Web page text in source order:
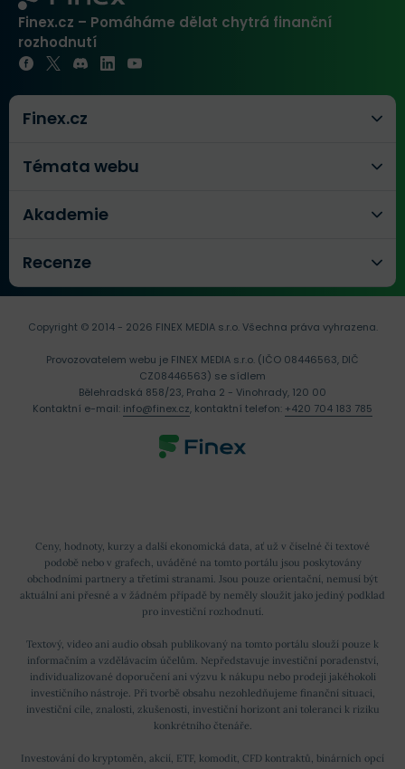
Finex.cz – Pomáháme dělat chytrá finanční
rozhodnutí
Finex.cz
Témata webu
Akademie
Recenze
Ceny, hodnoty, kurzy a další ekonomická data, ať už v číselné či textové
podobě nebo v grafech, uváděné na tomto portálu jsou poskytovány
obchodními partnery a třetími stranami. Jsou pouze orientační, nemusí být
aktuální ani přesné a v žádném případě by neměly sloužit jako jediný podklad
pro investiční rozhodnutí.
Textový, video ani audio obsah publikovaný na tomto portálu slouží pouze k
informačním a vzdělávacím účelům. Nepředstavuje investiční poradenství,
individualizované doporučení ani výzvu k nákupu nebo prodeji jakéhokoli
investičního nástroje. Při tvorbě obsahu nezohledňujeme finanční situaci,
investiční cíle, znalosti, zkušenosti, investiční horizont ani toleranci k riziku
konkrétního čtenáře.
Investování do kryptoměn, akcií, ETF, komodit, CFD kontraktů, binárních opcí
Copyright © 2014 - 2026 FINEX MEDIA s.r.o.Všechna práva vyhrazena.
Provozovatelem webu je FINEX MEDIA s.r.o. (IČO 08446563, DIČ
CZ08446563) se sídlem
Bělehradská 858/23, Praha 2 - Vinohrady, 120 00
Kontaktní e-mail: info@finex.cz, kontaktní telefon: +420 704 183 785